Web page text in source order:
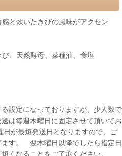
と炊いたきびの風味がアクセン
、天然酵母、菜種油、食塩
設定になっておりますが、少人数で
は毎週木曜日に固定させて頂いてお
日が最短発送日となりますので、ご
す。 翌木曜日以降でしたら指定日
くなることをご了承ください。